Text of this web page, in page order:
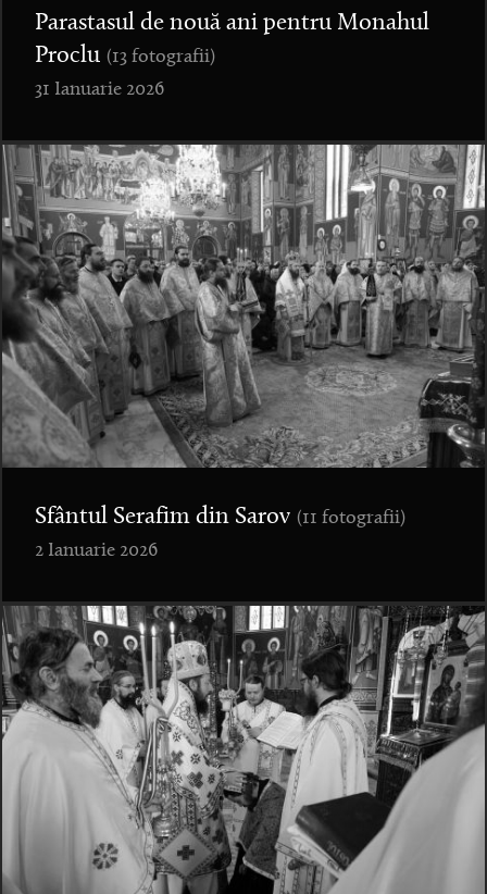
Parastasul de nouă ani pentru Monahul
Proclu (13 fotografii)
31 Ianuarie 2026
Sfântul Serafim din Sarov (11 fotografii)
2 Ianuarie 2026